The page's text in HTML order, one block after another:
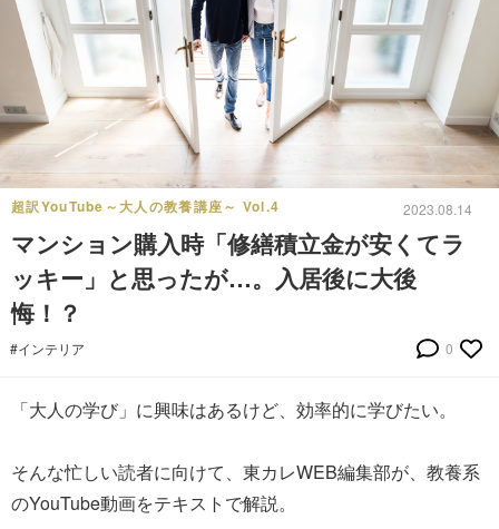
超訳YouTube～大人の教養講座～ Vol.4 2023.08.14
マンション購入時「修繕積立金が安くてラ
ッキー」と思ったが…。入居後に大後
悔！？
#インテリア 0
「大人の学び」に興味はあるけど、効率的に学びたい。
そんな忙しい読者に向けて、東カレWEB編集部が、教養系
のYouTube動画をテキストで解説。